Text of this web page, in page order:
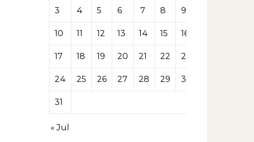
3 4 5 6 7 8 9
10 11 12 13 14 15 16
17 18 19 20 21 22 23
24 25 26 27 28 29 30
31
« Jul